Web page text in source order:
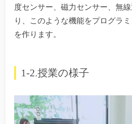
度センサー、磁力センサー、無
り、このような機能をプログラ
を作ります。
1-2.授業の様子